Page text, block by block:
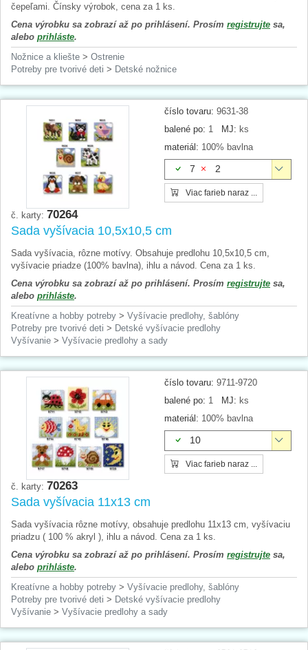
čepeľami. Čínsky výrobok, cena za 1 ks.
Cena výrobku sa zobrazí až po prihlásení. Prosím registrujte sa,
alebo prihláste.
Nožnice a kliešte > Ostrenie
Potreby pre tvorivé deti > Detské nožnice
číslo tovaru: 9631-38
balené po: 1 MJ: ks
materiál: 100% bavlna
7 2
Viac farieb naraz ...
č. karty: 70264
Sada vyšívacia 10,5x10,5 cm
Sada vyšívacia, rôzne motívy. Obsahuje predlohu 10,5x10,5 cm,
vyšívacie priadze (100% bavlna), ihlu a návod. Cena za 1 ks.
Cena výrobku sa zobrazí až po prihlásení. Prosím registrujte sa,
alebo prihláste.
Kreatívne a hobby potreby > Vyšívacie predlohy, šablóny
Potreby pre tvorivé deti > Detské vyšívacie predlohy
Vyšívanie > Vyšívacie predlohy a sady
číslo tovaru: 9711-9720
balené po: 1 MJ: ks
materiál: 100% bavlna
10
Viac farieb naraz ...
č. karty: 70263
Sada vyšívacia 11x13 cm
Sada vyšívacia rôzne motívy, obsahuje predlohu 11x13 cm, vyšívaciu
priadzu ( 100 % akryl ), ihlu a návod. Cena za 1 ks.
Cena výrobku sa zobrazí až po prihlásení. Prosím registrujte sa,
alebo prihláste.
Kreatívne a hobby potreby > Vyšívacie predlohy, šablóny
Potreby pre tvorivé deti > Detské vyšívacie predlohy
Vyšívanie > Vyšívacie predlohy a sady